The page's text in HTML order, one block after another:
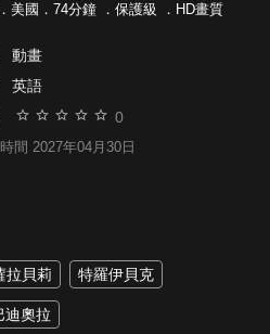
美國．74分鐘 ． 保護級 ．HD畫質
動畫
英語
0
間 2027年04月30日
拉貝莉 特羅伊貝克
迪奧拉